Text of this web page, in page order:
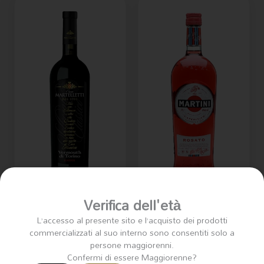
Vermouth
Martelletti Classico
75cl
16.50
Vermouth Martini
Rosato 1l
€14.50
Verifica dell'età
L’accesso al presente sito e l’acquisto dei prodotti
commercializzati al suo interno sono consentiti solo a
persone maggiorenni.
Confermi di essere Maggiorenne?